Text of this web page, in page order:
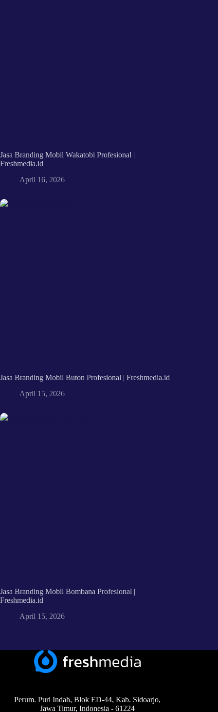
Jasa Branding Mobil Wakatobi Profesional |
Freshmedia.id
April 16, 2026
Jasa Branding Mobil Buton Profesional | Freshmedia.id
April 15, 2026
Jasa Branding Mobil Bombana Profesional |
Freshmedia.id
April 15, 2026
Perum. Puri Indah, Blok ED-44, Kab. Sidoarjo,
Jawa Timur, Indonesia - 61224